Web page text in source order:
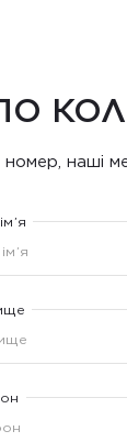
номер, наші